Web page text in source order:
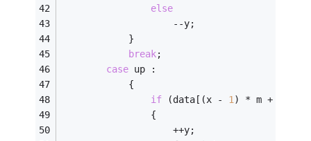
else
                    --y;
            }
break;
case up :
            {
if (data[(x - 1) * m + y]
                {
                    ++y;